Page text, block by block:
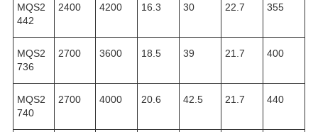
MQS2
442
2400 4200 16.3 30 22.7 355
MQS2
736
2700 3600 18.5 39 21.7 400
MQS2
740
2700 4000 20.6 42.5 21.7 440